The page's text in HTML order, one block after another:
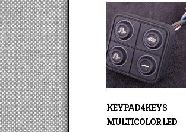
KEYPAD 4KEYS
MULTICOLOR LED